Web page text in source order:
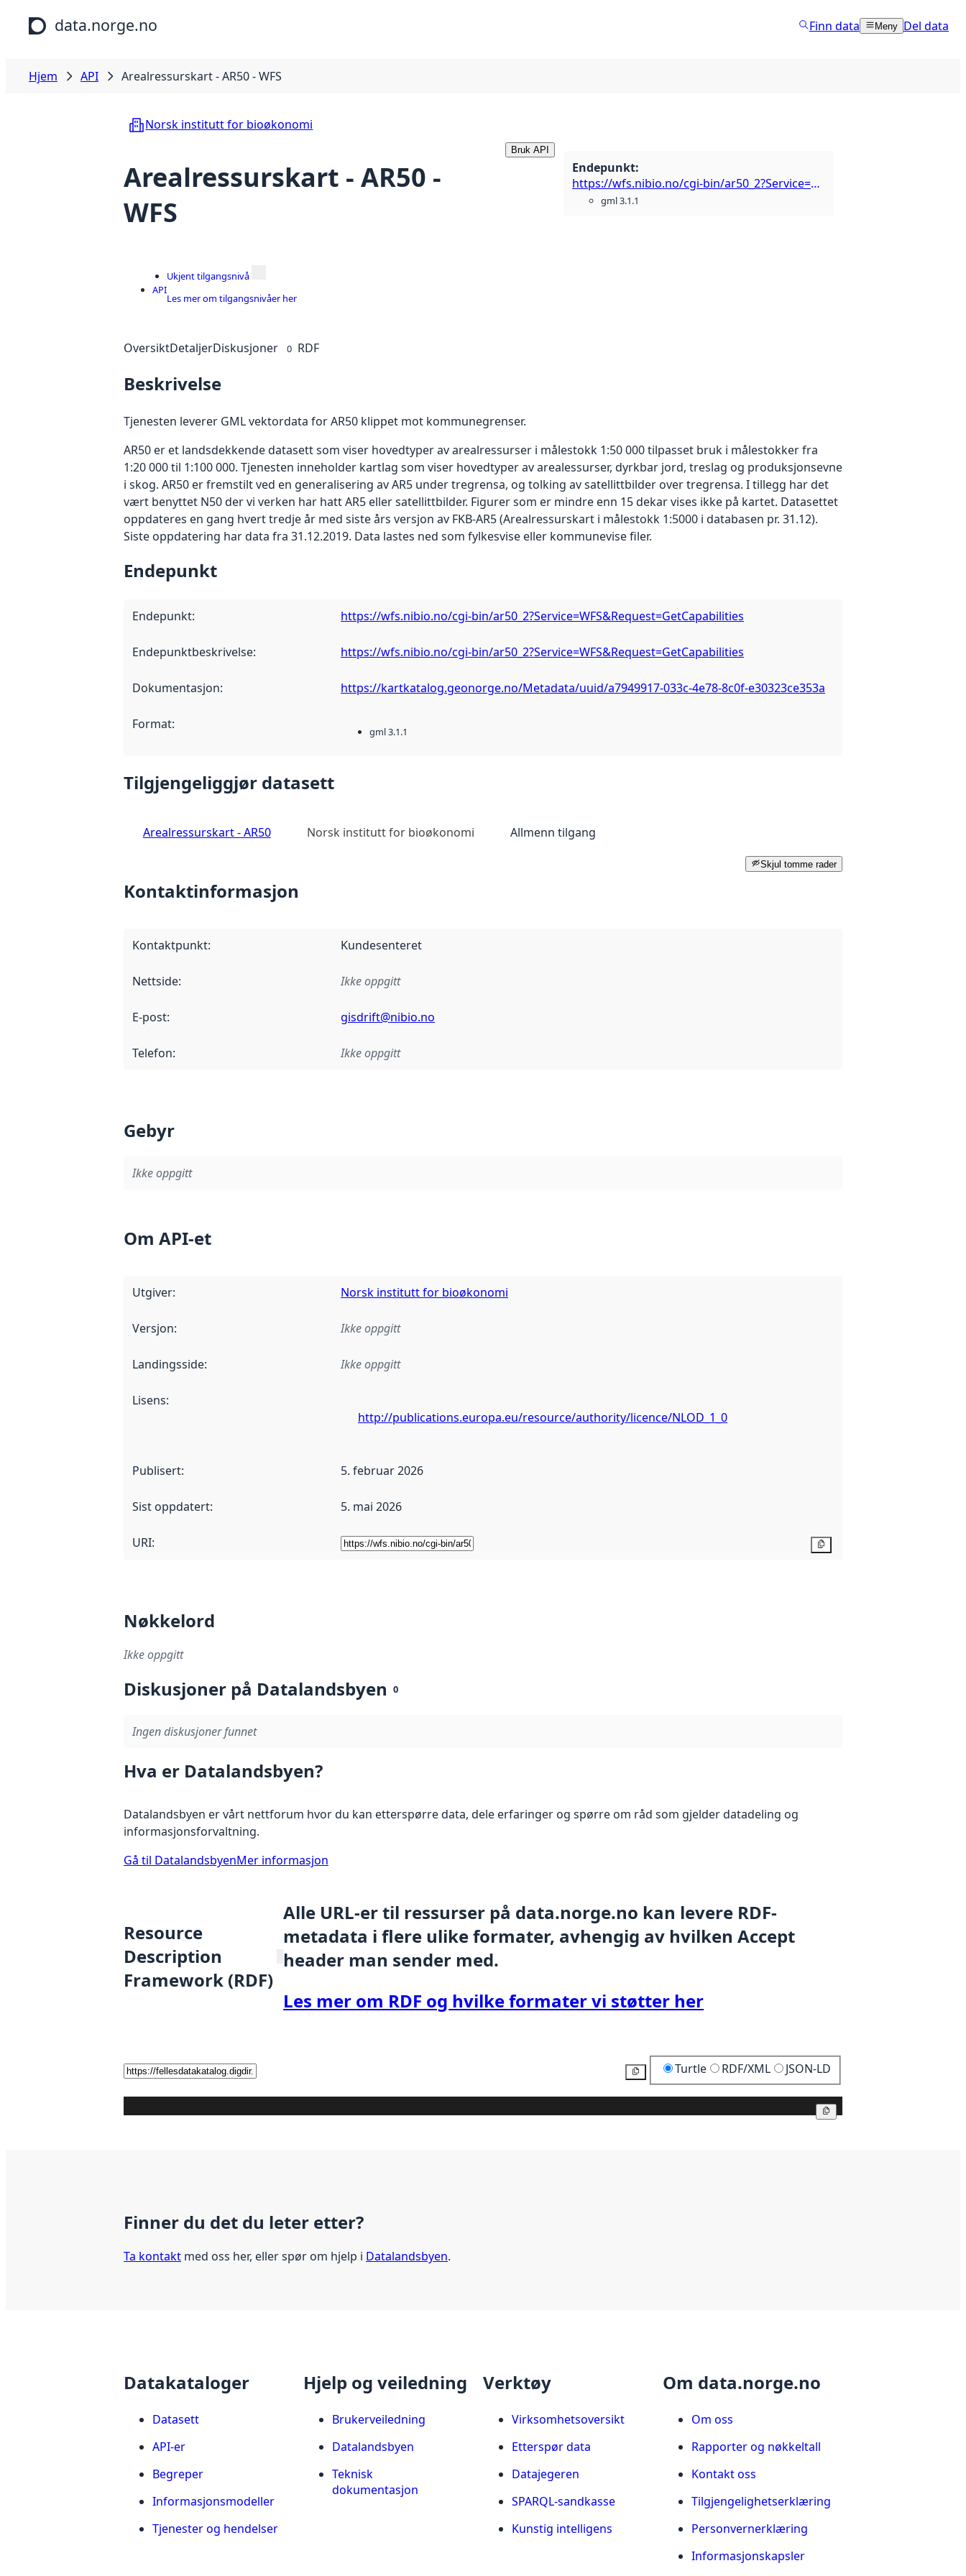
Hopp til hovedinnhold
data.norge.no Finn data Meny Del data
Hjem API Arealressurskart - AR50 - WFS
Norsk institutt for bioøkonomi
Arealressurskart - AR50 -
WFS
Bruk API
Endepunkt:
https://wfs.nibio.no/cgi-bin/ar50_2?Service=WFS&Request=GetCapabilities
gml 3.1.1
API
Ukjent tilgangsnivå
Les mer om tilgangsnivåer her
OversiktDetaljerDiskusjoner 0 RDF
Beskrivelse
Tjenesten leverer GML vektordata for AR50 klippet mot kommunegrenser.
AR50 er et landsdekkende datasett som viser hovedtyper av arealressurser i målestokk 1:50 000 tilpasset bruk i målestokker fra
1:20 000 til 1:100 000. Tjenesten inneholder kartlag som viser hovedtyper av arealessurser, dyrkbar jord, treslag og produksjonsevne
i skog. AR50 er fremstilt ved en generalisering av AR5 under tregrensa, og tolking av satellittbilder over tregrensa. I tillegg har det
vært benyttet N50 der vi verken har hatt AR5 eller satellittbilder. Figurer som er mindre enn 15 dekar vises ikke på kartet. Datasettet
oppdateres en gang hvert tredje år med siste års versjon av FKB-AR5 (Arealressurskart i målestokk 1:5000 i databasen pr. 31.12).
Siste oppdatering har data fra 31.12.2019. Data lastes ned som fylkesvise eller kommunevise filer.
Endepunkt
Endepunkt: https://wfs.nibio.no/cgi-bin/ar50_2?Service=WFS&Request=GetCapabilities
Endepunktbeskrivelse: https://wfs.nibio.no/cgi-bin/ar50_2?Service=WFS&Request=GetCapabilities
Dokumentasjon: https://kartkatalog.geonorge.no/Metadata/uuid/a7949917-033c-4e78-8c0f-e30323ce353a
Format: gml 3.1.1
Tilgjengeliggjør datasett
Arealressurskart - AR50 Norsk institutt for bioøkonomi Allmenn tilgang
Skjul tomme rader
Kontaktinformasjon
Kontaktpunkt: Kundesenteret
Nettside: Ikke oppgitt
E-post: gisdrift@nibio.no
Telefon: Ikke oppgitt
Gebyr
Ikke oppgitt
Om API-et
Utgiver: Norsk institutt for bioøkonomi
Versjon: Ikke oppgitt
Landingsside: Ikke oppgitt
Lisens:
http://publications.europa.eu/resource/authority/licence/NLOD_1_0
Publisert: 5. februar 2026
Sist oppdatert: 5. mai 2026
URI:
Nøkkelord
Ikke oppgitt
Diskusjoner på Datalandsbyen 0
Ingen diskusjoner funnet
Hva er Datalandsbyen?
Datalandsbyen er vårt nettforum hvor du kan etterspørre data, dele erfaringer og spørre om råd som gjelder datadeling og
informasjonsforvaltning.
Gå til DatalandsbyenMer informasjon
Resource
Description
Framework (RDF)
Alle URL-er til ressurser på data.norge.no kan levere RDF-
metadata i flere ulike formater, avhengig av hvilken Accept
header man sender med.
Les mer om RDF og hvilke formater vi støtter her
Kopier Turtle RDF/XML JSON-LD
Finner du det du leter etter?
Ta kontakt med oss her, eller spør om hjelp i Datalandsbyen.
Datakataloger
Datasett
API-er
Begreper
Informasjonsmodeller
Tjenester og hendelser
Hjelp og veiledning
Brukerveiledning
Datalandsbyen
Teknisk
dokumentasjon
Verktøy
Virksomhetsoversikt
Etterspør data
Datajegeren
SPARQL-sandkasse
Kunstig intelligens
Om data.norge.no
Om oss
Rapporter og nøkkeltall
Kontakt oss
Tilgjengelighetserklæring
Personvernerklæring
Informasjonskapsler